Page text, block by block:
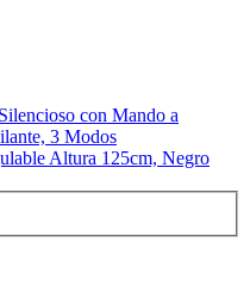
con Mando a
3 Modos
Altura 125cm, Negro